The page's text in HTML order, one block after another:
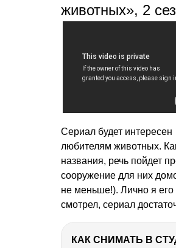
животных», 2
Сериал будет интересен
любителям животных.
названия, речь пойдет
сооружение для них
не меньше!). Лично я его
смотрел, сериал